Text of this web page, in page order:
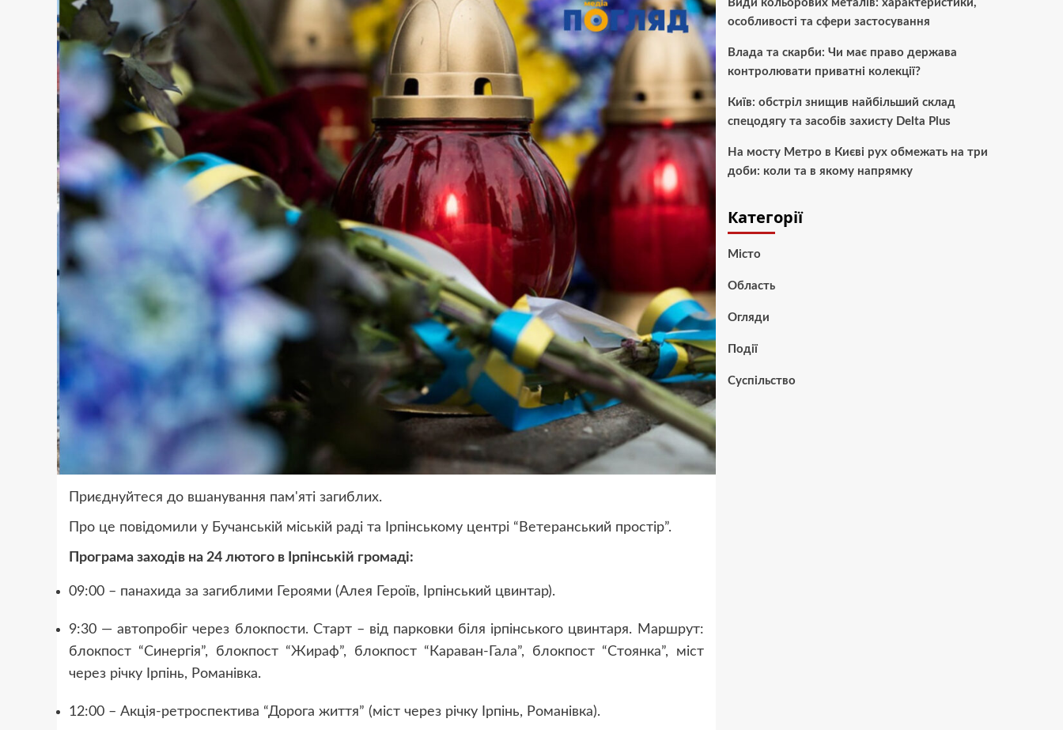
Приєднуйтеся до вшанування пам'яті загиблих.
Про це повідомили у Бучанській міській раді та Ірпінському центрі “Ветеранський простір”.
Програма заходів на 24 лютого в Ірпінській громаді:
09:00 – панахида за загиблими Героями (Алея Героїв, Ірпінський цвинтар).
9:30 — автопробіг через блокпости. Старт – від парковки біля ірпінського цвинтаря. Маршрут:
блокпост “Синергія”, блокпост “Жираф”, блокпост “Караван-Гала”, блокпост “Стоянка”, міст
через річку Ірпінь, Романівка.
12:00 – Акція-ретроспектива “Дорога життя” (міст через річку Ірпінь, Романівка).
Види кольорових металів: характеристики,
особливості та сфери застосування
Влада та скарби: Чи має право держава
контролювати приватні колекції?
Київ: обстріл знищив найбільший склад
спецодягу та засобів захисту Delta Plus
На мосту Метро в Києві рух обмежать на три
доби: коли та в якому напрямку
Категорії
Місто
Область
Огляди
Події
Суспільство